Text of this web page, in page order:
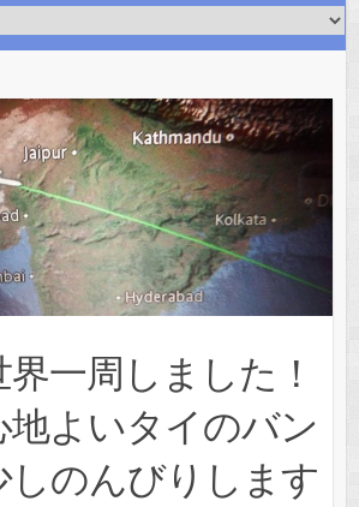
一周しました！
地よいタイのバン
しのんびりします